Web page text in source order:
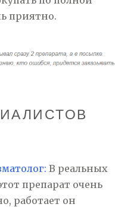
приятно.
В реальных
препарат очень
работает он